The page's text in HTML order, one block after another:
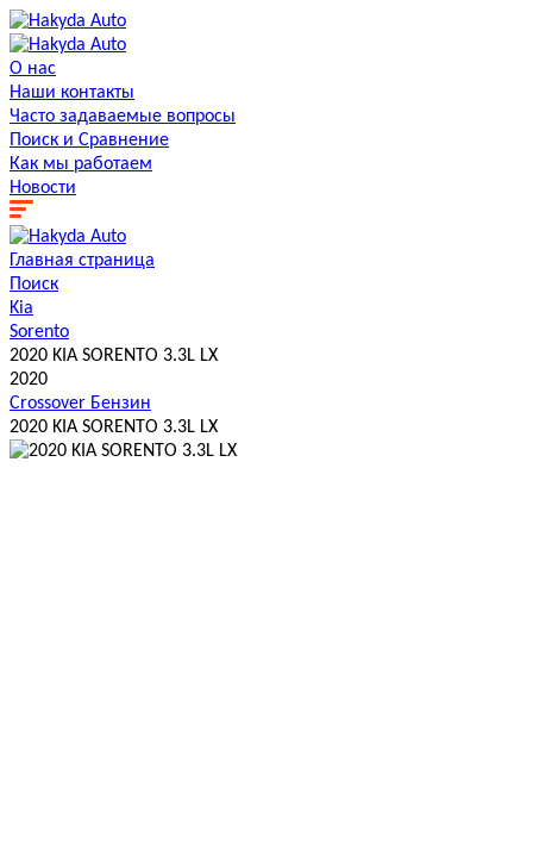
О нас
Наши контакты
Часто задаваемые вопросы
Поиск и Сравнение
Как мы работаем
Новости
Главная страница
Поиск
Kia
Sorento
2020 KIA SORENTO 3.3L LX
2020
Crossover Бензин
2020 KIA SORENTO 3.3L LX